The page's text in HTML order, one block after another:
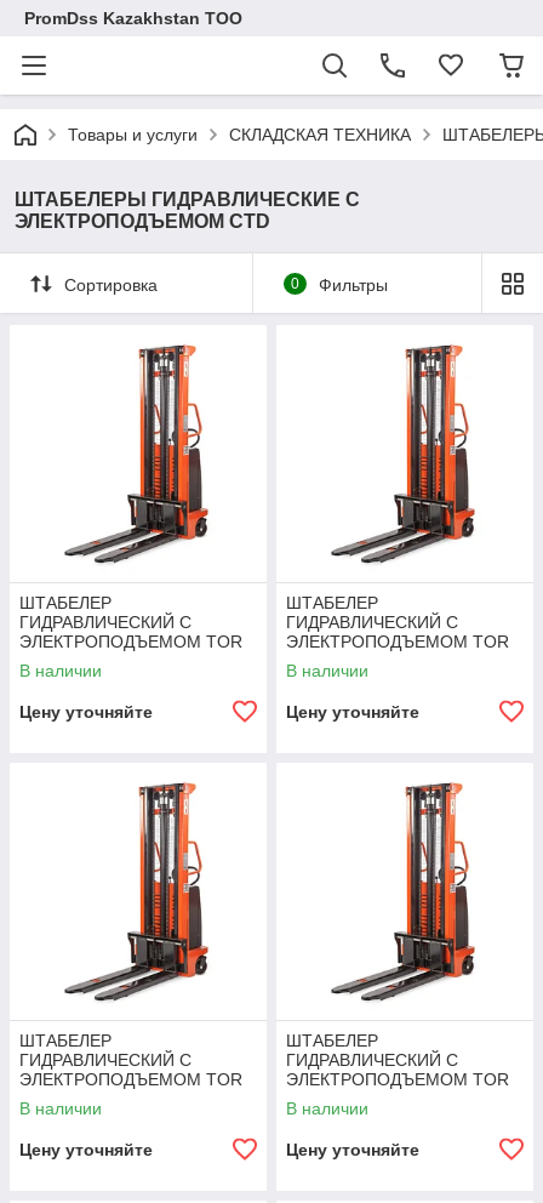
PromDss Kazakhstan TOO
Товары и услуги СКЛАДСКАЯ ТЕХНИКА
ШТАБЕЛЕРЫ ГИДРАВЛИЧЕСКИЕ С
ЭЛЕКТРОПОДЪЕМОМ CTD
Сортировка 0 Фильтры
ШТАБЕЛЕР
ГИДРАВЛИЧЕСКИЙ С
ЭЛЕКТРОПОДЪЕМОМ TOR
10/16, 1 Т 1,6 М (CTD)
В наличии
Цену уточняйте
ШТАБЕЛЕР
ГИДРАВЛИЧЕСКИЙ С
ЭЛЕКТРОПОДЪЕМОМ TOR
10/20, 1 Т 2,0 М (CTD)
В наличии
Цену уточняйте
ШТАБЕЛЕР
ГИДРАВЛИЧЕСКИЙ С
ЭЛЕКТРОПОДЪЕМОМ TOR
10/25, 1 Т 2,5 М (CTD)
В наличии
Цену уточняйте
ШТАБЕЛЕР
ГИДРАВЛИЧЕСКИЙ С
ЭЛЕКТРОПОДЪЕМОМ TOR
10/30, 1 Т 3,0 М (CTD)
В наличии
Цену уточняйте